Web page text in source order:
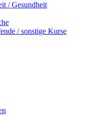
/ Gesundheit
/ sonstige Kurse